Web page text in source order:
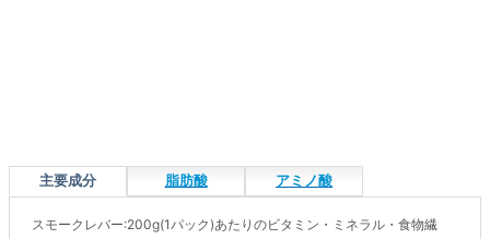
主要成分 脂肪酸 アミノ酸
スモークレバー:200g(1パック)あたりのビタミン・ミネラル・食物繊